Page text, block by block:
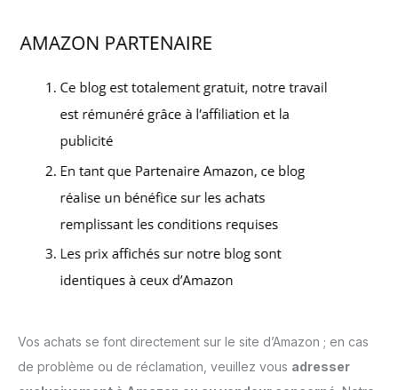
Vos achats se font directement sur le site d’Amazon ; en cas
de problème ou de réclamation, veuillez vous adresser